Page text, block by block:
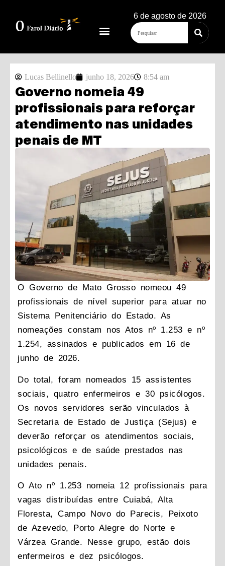
6 de agosto de 2026
Lucas Bellinello junho 18, 2026 8:54 am
Governo nomeia 49
profissionais para reforçar
atendimento nas unidades
penais de MT
O Governo de Mato Grosso nomeou 49
profissionais de nível superior para atuar no
Sistema Penitenciário do Estado. As
nomeações constam nos Atos nº 1.253 e nº
1.254, assinados e publicados em 16 de
junho de 2026.
Do total, foram nomeados 15 assistentes
sociais, quatro enfermeiros e 30 psicólogos.
Os novos servidores serão vinculados à
Secretaria de Estado de Justiça (Sejus) e
deverão reforçar os atendimentos sociais,
psicológicos e de saúde prestados nas
unidades penais.
O Ato nº 1.253 nomeia 12 profissionais para
vagas distribuídas entre Cuiabá, Alta
Floresta, Campo Novo do Parecis, Peixoto
de Azevedo, Porto Alegre do Norte e
Várzea Grande. Nesse grupo, estão dois
enfermeiros e dez psicólogos.